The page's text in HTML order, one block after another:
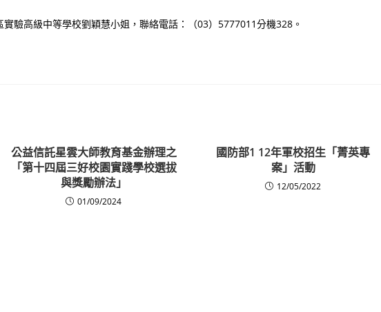
驗高級中等學校劉穎慧小姐，聯絡電話：（03）5777011分機328。
公益信託星雲大師教育基金辦理之
「第十四屆三好校園實踐學校選拔
與獎勵辦法」
01/09/2024
國防部1 12年軍校招生「菁英專
案」活動
12/05/2022